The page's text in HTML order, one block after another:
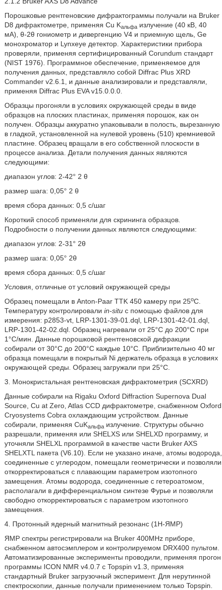
Порошковые рентгеновские дифрактограммы получали на Bruker
D8 дифрактометре, применяя Cu Kальфаизлучение (40 кВ, 40
мА), θ-2θ гониометр и дивергенцию V4 и приемную щель, Ge
монохроматор и Lynxeye детектор. Характеристики прибора
проверяли, применяя сертифицированный Corundum стандарт
(NIST 1976). Программное обеспечение, применяемое для
получения данных, представляло собой Diffrac Plus XRD
Commander v2.6.1, и данные анализировали и представляли,
применяя Diffrac Plus EVA v15.0.0.0.
Образцы прогоняли в условиях окружающей среды в виде
образцов на плоских пластинах, применяя порошок, как он
получен. Образцы аккуратно упаковывали в полость, вырезанную
в гладкой, установленной на нулевой уровень (510) кремниевой
пластине. Образец вращали в его собственной плоскости в
процессе анализа. Детали получения данных являются
следующими:
диапазон углов: 2-42° 2 θ
размер шага: 0,05° 2 θ
время сбора данных: 0,5 с/шаг
Короткий способ применяли для скрининга образцов.
Подробности о получении данных являются следующими:
диапазон углов: 2-31° 2θ
размер шага: 0,05° 2θ
время сбора данных: 0,5 с/шаг
Условия, отличные от условий окружающей среды
Образец помещали в Anton-Paar TTK 450 камеру при 25oC.
Температуру контролировали in-situс помощью файлов для
измерения: p2853-vt, LRP-1301-39-01.dql, LRP-1301-42-01.dql,
LRP-1301-42-02.dql. Образец нагревали от 25°C до 200°C при
1°C/мин. Данные порошковой рентгеновской дифракции
собирали от 30°C до 200°C каждые 10°C. Приблизительно 40 мг
образца помещали в покрытый Ni держатель образца в условиях
окружающей среды. Образец загружали при 25°C.
3. Монокристальная рентгеновская дифрактометрия (SCXRD)
Данные собирали на Rigaku Oxford Diffraction Supernova Dual
Source, Cu at Zero, Atlas CCD дифрактометре, снабженном Oxford
Cryosystems Cobra охлаждающим устройством. Данные
собирали, применяя CuKальфаизлучение. Структуры обычно
разрешали, применяя или SHELXS или SHELXD программу, и
уточняли SHELXL программой в качестве части Bruker AXS
SHELXTL пакета (V6.10). Если не указано иначе, атомы водорода,
соединенные с углеродом, помещали геометрически и позволяли
откорректироваться с плавающим параметром изотопного
замещения. Атомы водорода, соединенные с гетероатомом,
располагали в дифференциальном синтезе Фурье и позволяли
свободно откорректироваться с параметром изотопного
замещения.
4. Протонный ядерный магнитный резонанс (1H-ЯМР)
ЯМР спектры регистрировали на Bruker 400MHz приборе,
снабженном автосэмплером и контролируемом DRX400 пультом.
Автоматизированные эксперименты проводили, применяя прогон
программы ICON NMR v4.0.7 с Topspin v1.3, применяя
стандартный Bruker загрузочный эксперимент. Для нерутинной
спектроскопии, данные получали применением только Topspin.